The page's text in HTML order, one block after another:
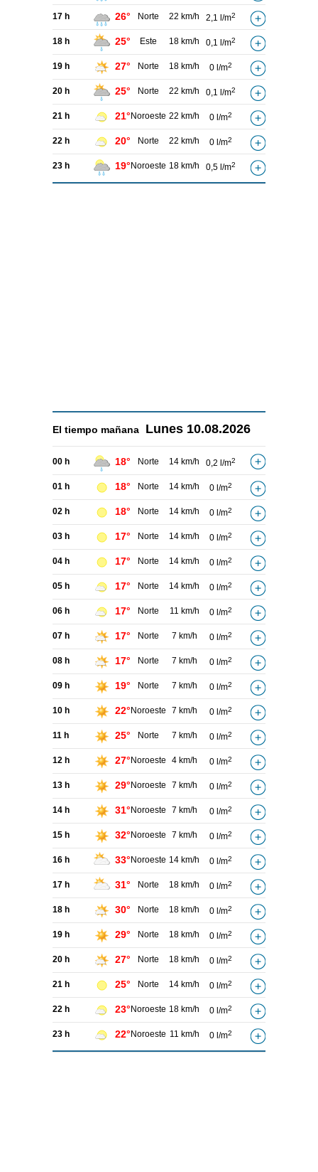
17 h 26° Norte 22 km/h 2,1 l/m2
18 h 25° Este 18 km/h 0,1 l/m2
19 h 27° Norte 18 km/h 0 l/m2
20 h 25° Norte 22 km/h 0,1 l/m2
21 h 21° Noroeste 22 km/h 0 l/m2
22 h 20° Norte 22 km/h 0 l/m2
23 h 19° Noroeste 18 km/h 0,5 l/m2
El tiempo mañana Lunes 10.08.2026
00 h 18° Norte 14 km/h 0,2 l/m2
01 h 18° Norte 14 km/h 0 l/m2
02 h 18° Norte 14 km/h 0 l/m2
03 h 17° Norte 14 km/h 0 l/m2
04 h 17° Norte 14 km/h 0 l/m2
05 h 17° Norte 14 km/h 0 l/m2
06 h 17° Norte 11 km/h 0 l/m2
07 h 17° Norte 7 km/h 0 l/m2
08 h 17° Norte 7 km/h 0 l/m2
09 h 19° Norte 7 km/h 0 l/m2
10 h 22° Noroeste 7 km/h 0 l/m2
11 h 25° Norte 7 km/h 0 l/m2
12 h 27° Noroeste 4 km/h 0 l/m2
13 h 29° Noroeste 7 km/h 0 l/m2
14 h 31° Noroeste 7 km/h 0 l/m2
15 h 32° Noroeste 7 km/h 0 l/m2
16 h 33° Noroeste 14 km/h 0 l/m2
17 h 31° Norte 18 km/h 0 l/m2
18 h 30° Norte 18 km/h 0 l/m2
19 h 29° Norte 18 km/h 0 l/m2
20 h 27° Norte 18 km/h 0 l/m2
21 h 25° Norte 14 km/h 0 l/m2
22 h 23° Noroeste 18 km/h 0 l/m2
23 h 22° Noroeste 11 km/h 0 l/m2